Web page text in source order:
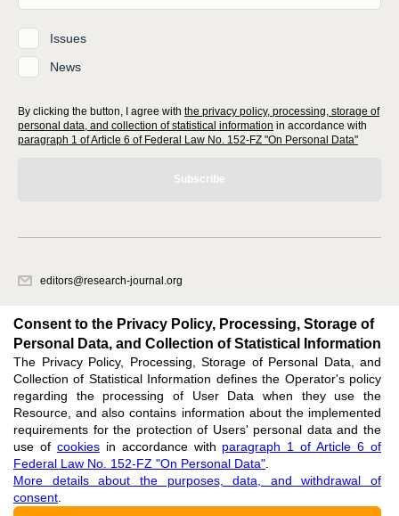
Issues
News
By clicking the button, I agree with the privacy policy, processing, storage of
personal data, and collection of statistical information in accordance with
paragraph 1 of Article 6 of Federal Law No. 152-FZ "On Personal Data"
Subscribe
editors@research-journal.org
office 1
Feedback
Support: editors@research-journal.org
ISSN 2227-6017 (ONLINE),ISSN 2303-9868 (PRINT),DOI: 10.60797/IRJ.2227-6017,
ЭЛ № ФС 77 - 80772
Consent to the Privacy Policy, Processing, Storage of
Personal Data, and Collection of Statistical Information
The Privacy Policy, Processing, Storage of Personal Data, and
Collection of Statistical Information defines the Operator's policy
regarding the processing of User Data when they use the
Resource, and also contains information about the implemented
requirements for the protection of Users' personal data and the
use of cookiesin accordance with paragraph 1 of Article 6 of
Federal Law No. 152-FZ "On Personal Data"
More details about the purposes, data, and withdrawal of
consent